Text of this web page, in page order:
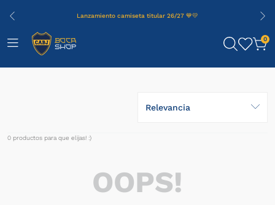
Lanzamiento camiseta titular 26/27 💙💛
0
Relevancia
0 productos
OOPS!